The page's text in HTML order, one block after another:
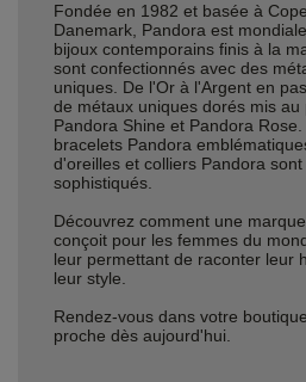
Fondée en 1982 et basée à
Danemark, Pandora est
bijoux contemporains finis à la
sont confectionnés avec des
uniques. De l'Or à l'Argent en
de métaux uniques dorés mis
Pandora Shine et Pandora
bracelets Pandora
d'oreilles et colliers Pandora
sophistiqués.
Découvrez comment une
conçoit pour les femmes du
leur permettant de raconter leur
leur style.
Rendez-vous dans votre
proche dès aujourd'hui.